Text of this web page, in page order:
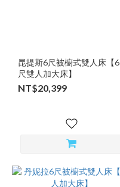
昆提斯6尺被櫥式雙人床【6
尺雙人加大床】
NT$20,399